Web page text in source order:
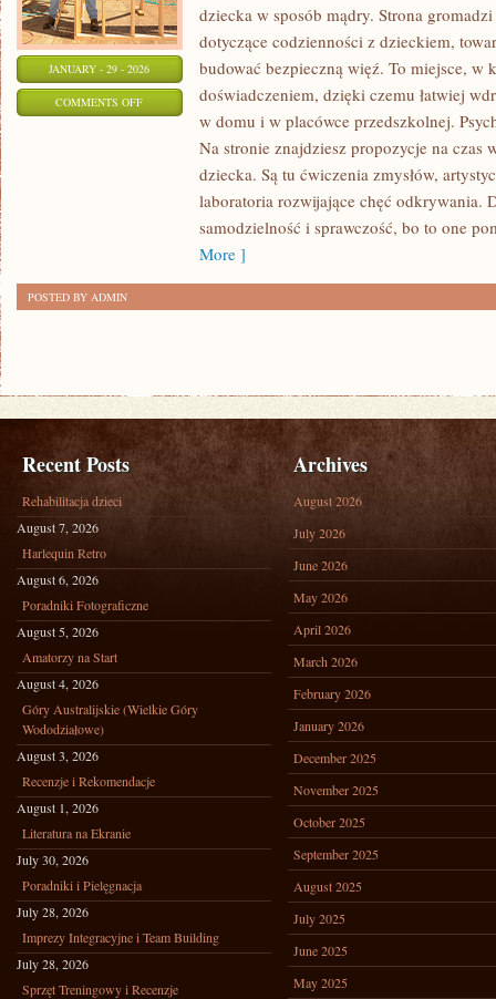
JANUARY - 29 - 2026
COMMENTS OFFON
BEZPIECZEŃSTWO
dziecka w sposób mądry. Strona
dotyczące codzienności z dzieckiem,
budować bezpieczną więź. To miejsce, w
doświadczeniem, dzięki czemu łatwiej
w domu i w placówce przedszkolnej.
Na stronie znajdziesz propozycje na czas
dziecka. Są tu ćwiczenia zmysłów,
laboratoria rozwijające chęć odkrywania.
samodzielność i sprawczość, bo to one
More ]
POSTED BY ADMIN
Recent Posts
Rehabilitacja dzieci
August 7, 2026
Harlequin Retro
August 6, 2026
Poradniki Fotograficzne
August 5, 2026
Amatorzy na Start
August 4, 2026
Góry Australijskie (Wielkie Góry
Wododziałowe)
August 3, 2026
Recenzje i Rekomendacje
August 1, 2026
Literatura na Ekranie
July 30, 2026
Poradniki i Pielęgnacja
July 28, 2026
Imprezy Integracyjne i Team Building
July 28, 2026
Sprzęt Treningowy i Recenzje
Archives
August 2026
July 2026
June 2026
May 2026
April 2026
March 2026
February 2026
January 2026
December 2025
November 2025
October 2025
September 2025
August 2025
July 2025
June 2025
May 2025